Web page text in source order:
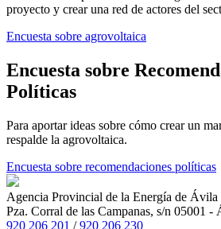
proyecto y crear una red de actores del
Encuesta sobre agrovoltaica
Encuesta sobre
Políticas
Para aportar ideas sobre cómo crear un
respalde la agrovoltaica.
Encuesta sobre recomendaciones políticas
Agencia Provincial de la Energía de Ávila
Pza. Corral de las Campanas, s/n 05001 -
920 206 201 /920 206 230